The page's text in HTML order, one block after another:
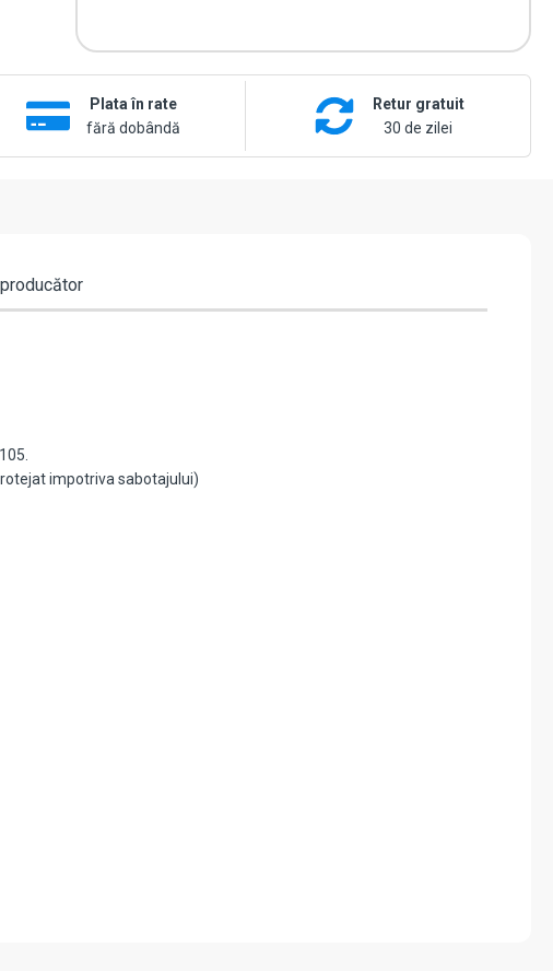
Plata în rate
fără dobândă
Retur gratuit
30 de zilei
impotriva sabotajului)